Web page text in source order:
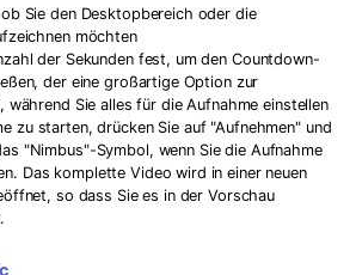
ob Sie den Desktopbereich oder die
möchten
der Sekunden fest, um den Countdown-
der eine großartige Option zur
während Sie alles für die Aufnahme einstellen
zu starten, drücken Sie auf "Aufnehmen" und
"Nimbus"-Symbol, wenn Sie die Aufnahme
Das komplette Video wird in einer neuen
so dass Sie es in der Vorschau